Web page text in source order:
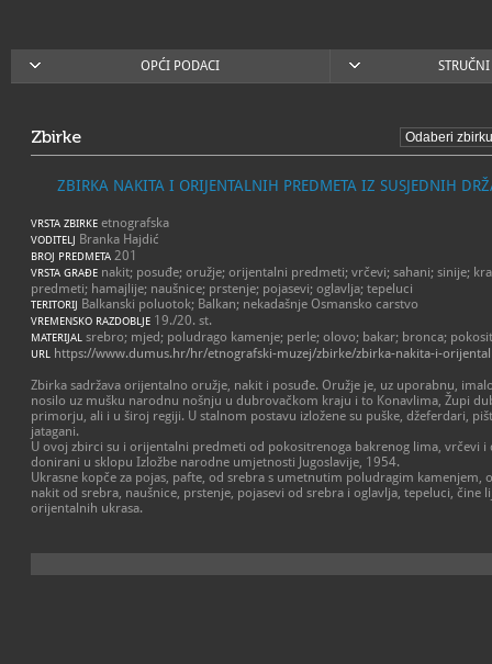
OPĆI PODACI
Zbirke
ZBIRKA NAKITA I ORIJENTALNIH PREDMETA IZ SUSJEDNIH
VRSTA ZBIRKE etnografska
VODITELJ Branka Hajdić
BROJ PREDMETA 201
VRSTA GRAĐE nakit; posuđe; oružje; orijentalni predmeti; vrčevi; sahani; sinije;
predmeti; hamajlije; naušnice; prstenje; pojasevi; oglavlja; tepeluci
TERITORIJ Balkanski poluotok; Balkan; nekadašnje Osmansko carstvo
VREMENSKO RAZDOBLJE 19./20. st.
MATERIJAL srebro; mjed; poludrago kamenje; perle; olovo; bakar; bronca;
URL https://www.dumus.hr/hr/etnografski-muzej/zbirke/zbirka-nakita-i-
Zbirka sadržava orijentalno oružje, nakit i posuđe. Oružje je, uz uporabnu,
nosilo uz mušku narodnu nošnju u dubrovačkom kraju i to Konavlima, Župi
primorju, ali i u široj regiji. U stalnom postavu izložene su puške, džeferdari,
jatagani.
U ovoj zbirci su i orijentalni predmeti od pokositrenoga bakrenog lima, vrčevi i
donirani u sklopu Izložbe narodne umjetnosti Jugoslavije, 1954.
Ukrasne kopče za pojas, pafte, od srebra s umetnutim poludragim kamenjem,
nakit od srebra, naušnice, prstenje, pojasevi od srebra i oglavlja, tepeluci, čine
orijentalnih ukrasa.